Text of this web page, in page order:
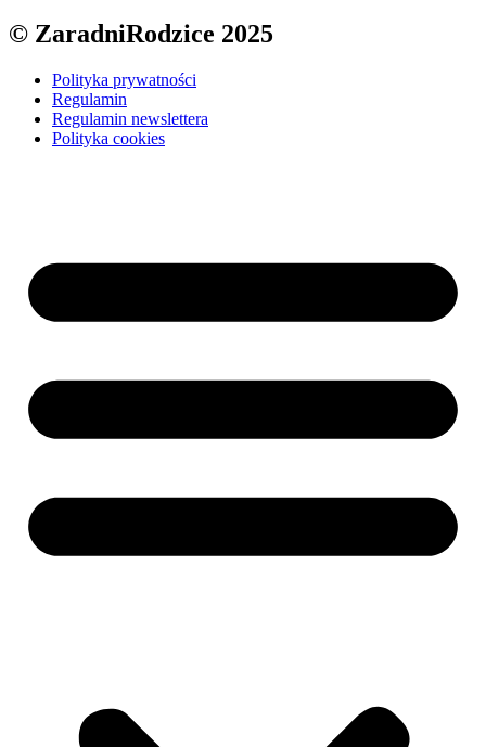
© ZaradniRodzice 2025
Polityka prywatności
Regulamin
Regulamin newslettera
Polityka cookies